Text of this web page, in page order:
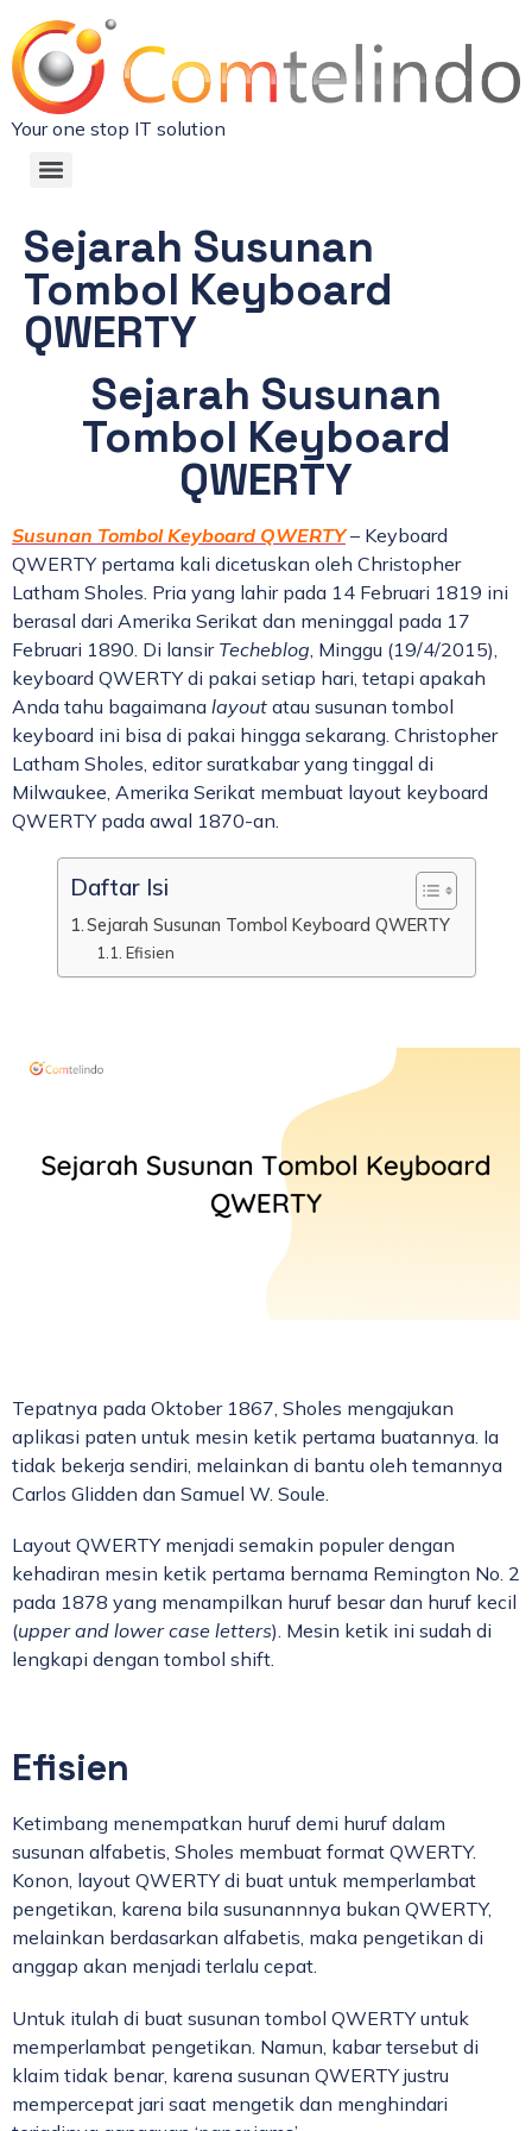
Your one stop IT solution
Sejarah Susunan
Tombol Keyboard
QWERTY
Sejarah Susunan
Tombol Keyboard
QWERTY
Susunan Tombol Keyboard QWERTY– Keyboard
QWERTY pertama kali dicetuskan oleh Christopher
Latham Sholes. Pria yang lahir pada 14 Februari 1819 ini
berasal dari Amerika Serikat dan meninggal pada 17
Februari 1890. Di lansir Techeblog , Minggu (19/4/2015),
keyboard QWERTY di pakai setiap hari, tetapi apakah
Anda tahu bagaimana layout atau susunan tombol
keyboard ini bisa di pakai hingga sekarang. Christopher
Latham Sholes, editor suratkabar yang tinggal di
Milwaukee, Amerika Serikat membuat layout keyboard
QWERTY pada awal 1870-an.
Daftar Isi
Sejarah Susunan Tombol Keyboard QWERTY
Efisien
Tepatnya pada Oktober 1867, Sholes mengajukan
aplikasi paten untuk mesin ketik pertama buatannya. Ia
tidak bekerja sendiri, melainkan di bantu oleh temannya
Carlos Glidden dan Samuel W. Soule.
Layout QWERTY menjadi semakin populer dengan
kehadiran mesin ketik pertama bernama Remington No. 2
pada 1878 yang menampilkan huruf besar dan huruf kecil
(upper and lower case letters). Mesin ketik ini sudah di
lengkapi dengan tombol shift.
Efisien
Ketimbang menempatkan huruf demi huruf dalam
susunan alfabetis, Sholes membuat format QWERTY.
Konon, layout QWERTY di buat untuk memperlambat
pengetikan, karena bila susunannnya bukan QWERTY,
melainkan berdasarkan alfabetis, maka pengetikan di
anggap akan menjadi terlalu cepat.
Untuk itulah di buat susunan tombol QWERTY untuk
memperlambat pengetikan. Namun, kabar tersebut di
klaim tidak benar, karena susunan QWERTY justru
mempercepat jari saat mengetik dan menghindari